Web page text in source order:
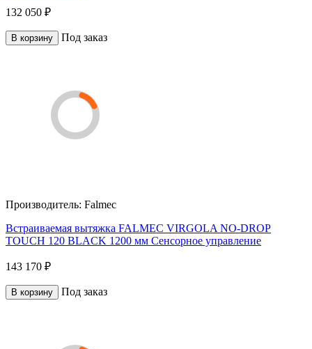
132 050 ₽
В корзину Под заказ
Производитель: Falmec
Встраиваемая вытяжка FALMEC VIRGOLA NO-DROP
TOUCH 120 BLACK 1200 мм Сенсорное управление
143 170 ₽
В корзину Под заказ